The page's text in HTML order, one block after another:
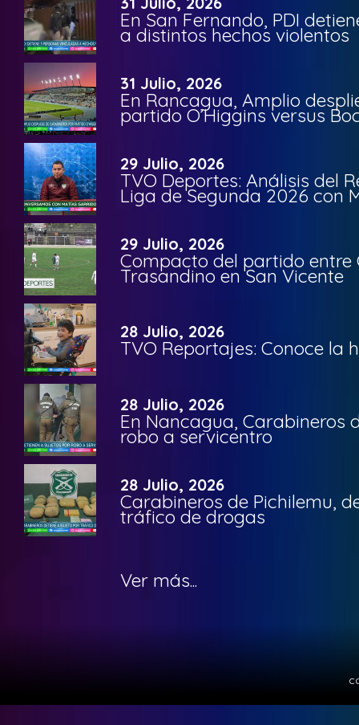
En San Fernando, PDI
a distintos hechos violentos
31 Julio, 2026
En Rancagua, Amplio
partido O’Higgins versus
29 Julio, 2026
TVO Deportes: Análisis del
Liga de Segunda 2026 con
29 Julio, 2026
Compacto del partido entre
Trasandino en San Vicente
28 Julio, 2026
TVO Reportajes: Conoce la
28 Julio, 2026
En Nancagua, Carabineros
robo a servicentro
28 Julio, 2026
Carabineros de Pichilemu,
tráfico de drogas
Ver más...